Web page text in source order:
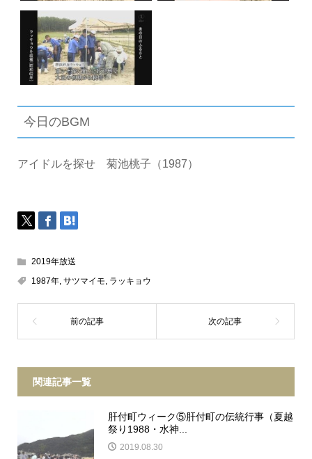
今日のBGM
アイドルを探せ 菊池桃子（1987）
2019年放送
1987年, サツマイモ, ラッキョウ
関連記事一覧
肝付町ウィーク⑤肝付町の伝統行事（夏越
祭り1988・水神...
2019.08.30